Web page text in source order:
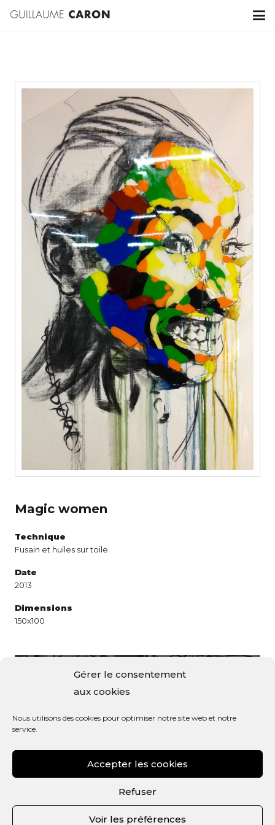
Gérer le consentement
aux cookies
Nous utilisons des cookies pour optimiser notre site web et notre
service.
Accepter les cookies
Refuser
Voir les préférences
Magic women
Technique
Fusain et huiles sur toile
Date
2013
Dimensions
150x100